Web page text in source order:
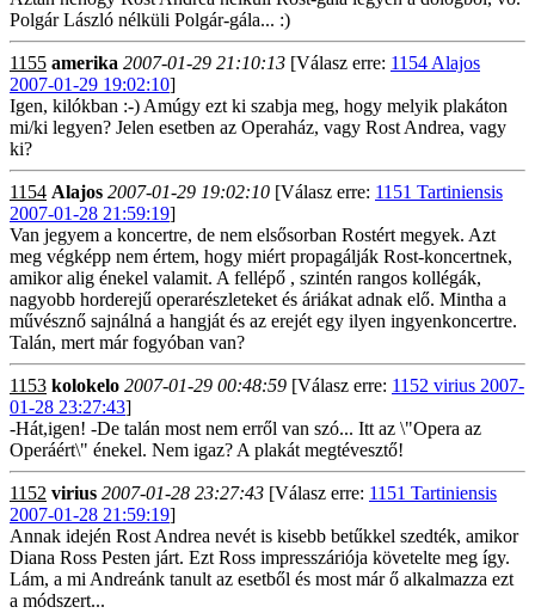
Polgár László nélküli Polgár-gála... :)
1155 amerika 2007-01-29 21:10:13 [Válasz erre: 1154 Alajos
2007-01-29 19:02:10]
Igen, kilókban :-) Amúgy ezt ki szabja meg, hogy melyik plakáton
mi/ki legyen? Jelen esetben az Operaház, vagy Rost Andrea, vagy
ki?
1154 Alajos 2007-01-29 19:02:10 [Válasz erre: 1151 Tartiniensis
2007-01-28 21:59:19]
Van jegyem a koncertre, de nem elsősorban Rostért megyek. Azt
meg végképp nem értem, hogy miért propagálják Rost-koncertnek,
amikor alig énekel valamit. A fellépő , szintén rangos kollégák,
nagyobb horderejű operarészleteket és áriákat adnak elő. Mintha a
művésznő sajnálná a hangját és az erejét egy ilyen ingyenkoncertre.
Talán, mert már fogyóban van?
1153 kolokelo 2007-01-29 00:48:59 [Válasz erre: 1152 virius 2007-
01-28 23:27:43]
-Hát,igen! -De talán most nem erről van szó... Itt az \"Opera az
Operáért\" énekel. Nem igaz? A plakát megtévesztő!
1152 virius 2007-01-28 23:27:43 [Válasz erre: 1151 Tartiniensis
2007-01-28 21:59:19]
Annak idején Rost Andrea nevét is kisebb betűkkel szedték, amikor
Diana Ross Pesten járt. Ezt Ross impresszáriója követelte meg így.
Lám, a mi Andreánk tanult az esetből és most már ő alkalmazza ezt
a módszert...